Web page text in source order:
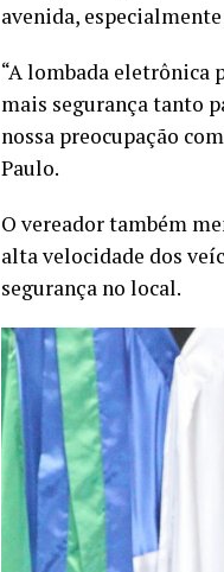
avenida,
“A lombada eletrônica
mais segurança tanto
nossa preocupação
Paulo.
O vereador também
alta velocidade dos
segurança no local.